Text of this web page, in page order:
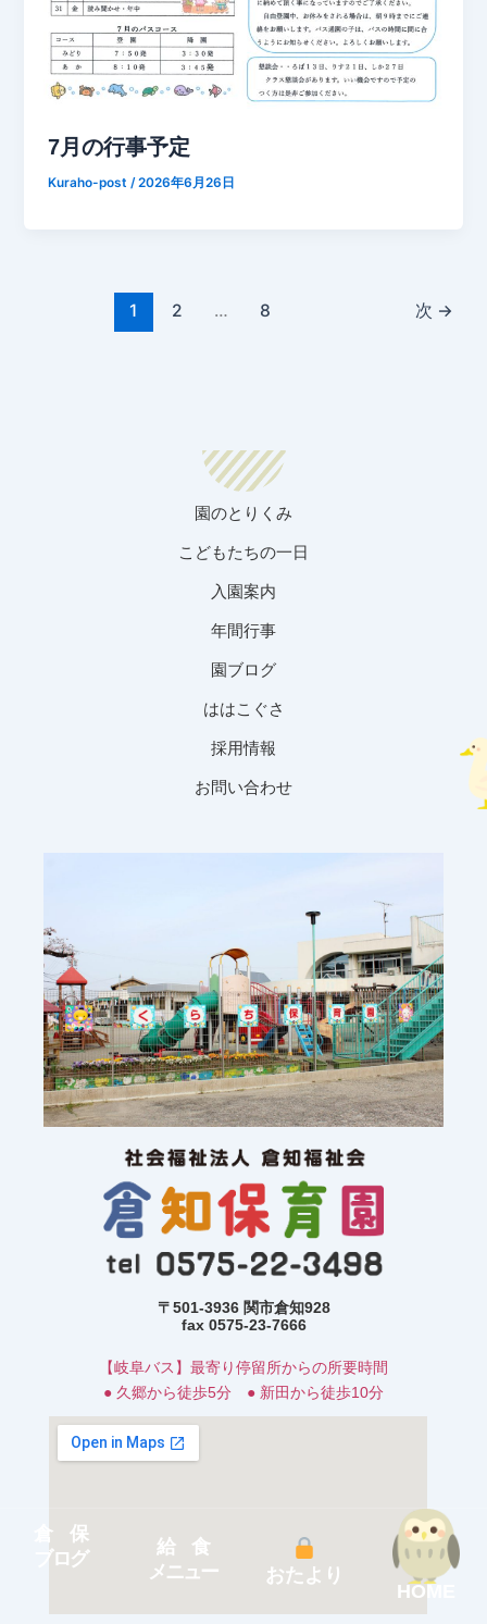
7月の行事予定
Kuraho-post/2026年6月26日
1 2 … 8 次 →
園のとりくみ
こどもたちの一日
入園案内
年間行事
園ブログ
ははこぐさ
採用情報
お問い合わせ
〒501-3936 関市倉知928
fax 0575-23-7666
【岐阜バス】最寄り停留所からの所要時間
● 久郷から徒歩5分 ● 新田から徒歩10分
倉 保
ブログ
給 食
メニュー
おたより
HOME